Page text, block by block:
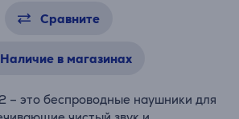
Сравните
Наличие в магазинах
– это беспроводные наушники для